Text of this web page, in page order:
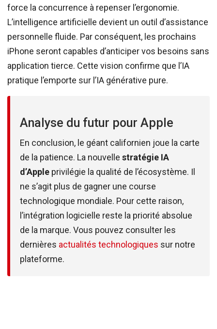
force la concurrence à repenser l’ergonomie.
L’intelligence artificielle devient un outil d’assistance
personnelle fluide. Par conséquent, les prochains
iPhone seront capables d’anticiper vos besoins sans
application tierce. Cette vision confirme que l’IA
pratique l’emporte sur l’IA générative pure.
Analyse du futur pour Apple
En conclusion, le géant californien joue la carte
de la patience. La nouvelle stratégie IA
d’Apple privilégie la qualité de l’écosystème. Il
ne s’agit plus de gagner une course
technologique mondiale. Pour cette raison,
l’intégration logicielle reste la priorité absolue
de la marque. Vous pouvez consulter les
dernières actualités technologiques sur notre
plateforme.